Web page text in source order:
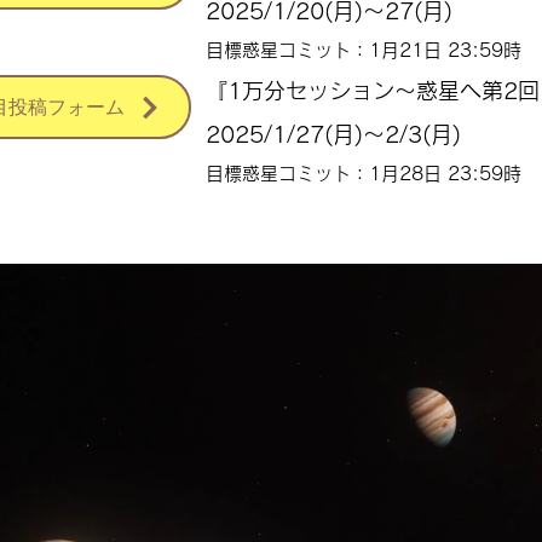
投稿フォーム
2025/1/20(月)〜27(月)
目標惑星コミット：1月21日 23:59時
『1万分セッション〜惑星へ第2
2025/1/27(月)〜2/3(月)
目標惑星コミット：1月28日 23:59時